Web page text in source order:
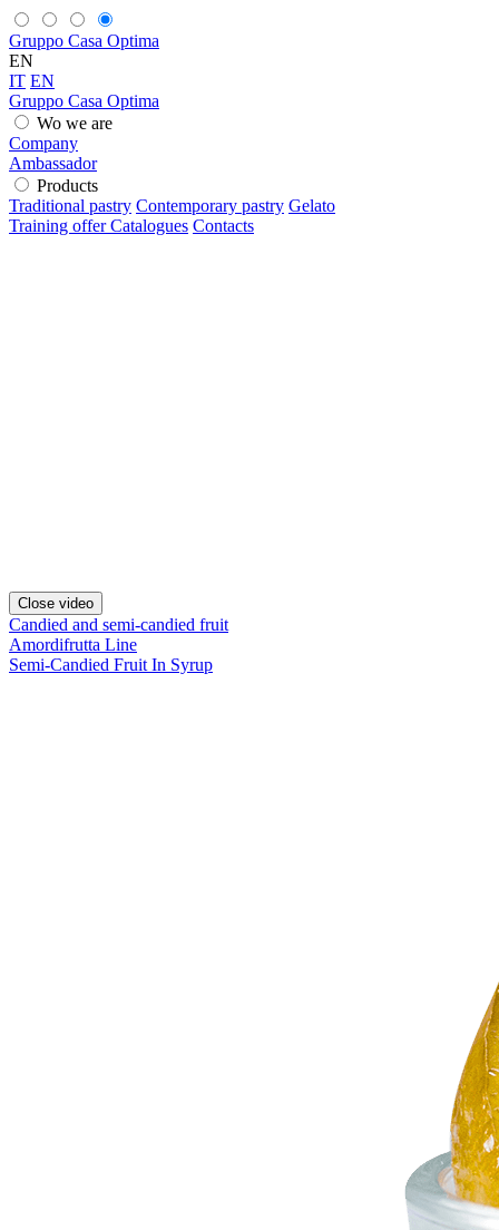
Gruppo Casa Optima
EN
IT EN
Gruppo Casa Optima
Wo we are
Company
Ambassador
Products
Traditional pastry Contemporary pastry Gelato
Training offerCatalogues Contacts
Close video
Candied and semi-candied fruit
Amordifrutta Line
Semi-Candied Fruit In Syrup